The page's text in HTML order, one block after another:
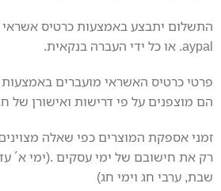
התשלום יתבצע באמצעות כרטיס אשראי
aypal. או כל ידי העברה בנקאית.
פרטי כרטיס האשראי מועברים
הם מוצפנים על פי דרישות ואישורן של
זמני אספקת המוצרים כפי שאלה
רק את חישובם של ימי עסקים .(ימי א´
שבת, ערבי חג וימי חג)